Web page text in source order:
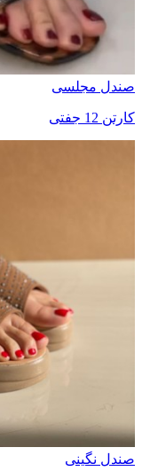
صندل مجلسی
کارتن 12 جفتی
صندل نگینی